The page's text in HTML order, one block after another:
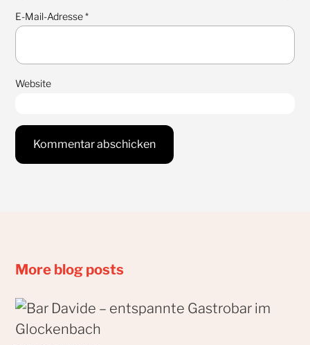
E-Mail-Adresse*
Website
More blog posts